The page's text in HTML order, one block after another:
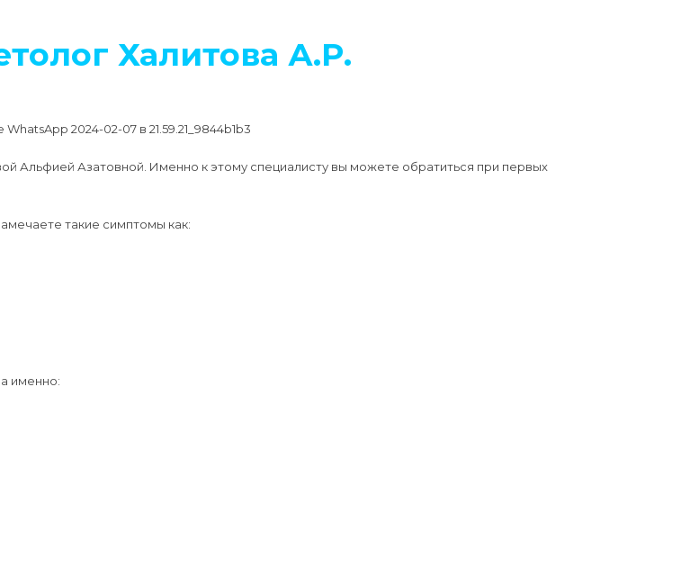
Халитова А.Р.
Альфией Азатовной. Именно к этому специалисту вы можете обратиться при первых
такие симптомы как:
именно: